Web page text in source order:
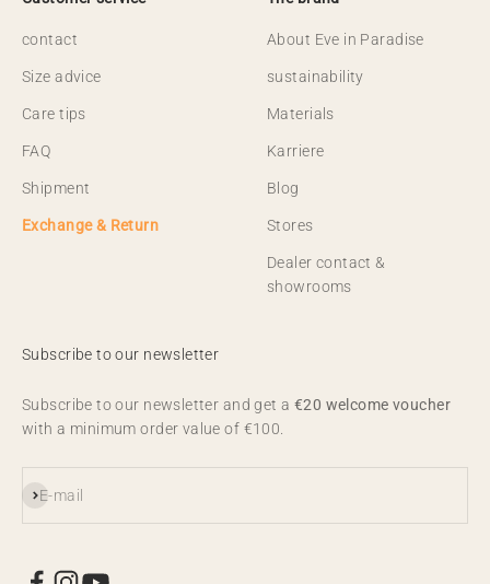
contact
Size advice
Care tips
FAQ
Shipment
Exchange & Return
About Eve in Paradise
sustainability
Materials
Karriere
Blog
Stores
Dealer contact &
showrooms
Subscribe to our newsletter
Subscribe to our newsletter and get a €20 welcome voucher
with a minimum order value of €100.
E-mail
Subscribe